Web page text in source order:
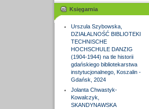
Księgarnia
Urszula Szybowska,
DZIAŁALNOŚĆ BIBLIOTEKI
TECHNISCHE
HOCHSCHULE DANZIG
(1904-1944) na tle historii
gdańskiego bibliotekarstwa
instytucjonalnego, Koszalin -
Gdańsk, 2024
Jolanta Chwastyk-
Kowalczyk,
SKANDYNAWSKA